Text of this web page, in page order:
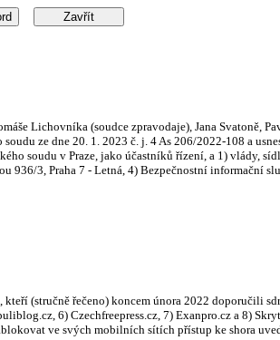
Lichovníka (soudce zpravodaje), Jana Svatoně,
ze dne 20. 1. 2023 č. j. 4 As 206/2022-108 a
soudu v Praze, jako účastníků řízení, a 1) vlády,
936/3, Praha 7 - Letná, 4) Bezpečnostní informační
(stručně řečeno) koncem února 2022 doporučili
6) Czechfreepress.cz, 7) Exanpro.cz a 8)
ve svých mobilních sítích přístup ke shora